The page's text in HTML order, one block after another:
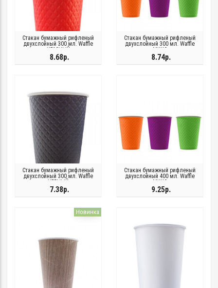
Стакан бумажный рифленый
двухслойный 300 мл. Waffle
КРАСНЫЙ
8.68р.
Стакан бумажный рифленый
двухслойный 300 мл. Waffle
МИКС
8.74р.
Стакан бумажный рифленый
двухслойный 300 мл. Waffle
ЧЕРНЫЙ
7.38р.
Стакан бумажный рифленый
двухслойный 400 мл. Waffle
МИКС
9.25р.
Новинка